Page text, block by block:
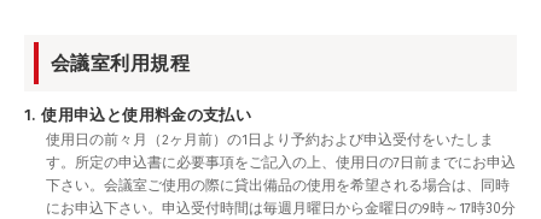
会議室利用規程
1. 使用申込と使用料金の支払い
使用日の前々月（2ヶ月前）の1日より予約および申込受付をいたしま
す。所定の申込書に必要事項をご記入の上、使用日の7日前までにお申込
下さい。会議室ご使用の際に貸出備品の使用を希望される場合は、同時
にお申込下さい。申込受付時間は毎週月曜日から金曜日の9時～17時30分